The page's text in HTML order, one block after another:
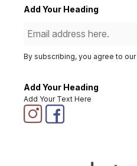
Add Your Heading
By subscribing, you agree to our
Add Your Heading
Add Your Text Here